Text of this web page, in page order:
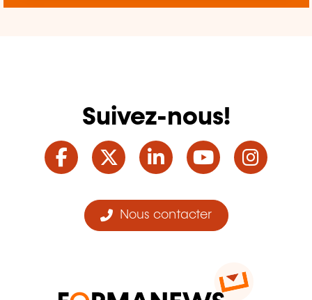
Suivez-nous!
Facebook
TwitterLinkedInYouTube
Nous contacter